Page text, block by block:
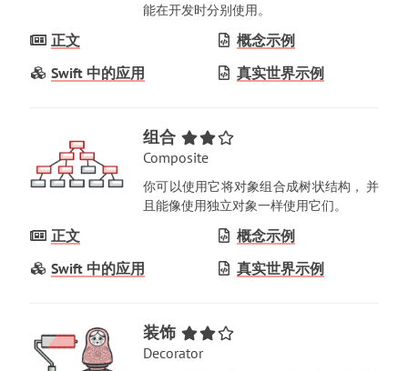
能在开发时分别使用。
正文
Swift 中的应用
概念示例
真实世界示例
组合
Composite
你可以使用它将对象组合成树状结构 ，
并
且能像使用独立对象一样使用它们。
正文
Swift 中的应用
概念示例
真实世界示例
装饰
Decorator